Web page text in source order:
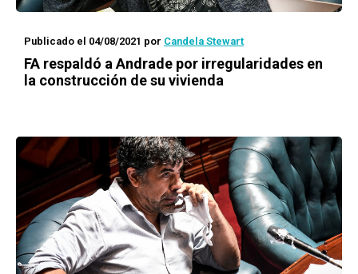
Publicado el 04/08/2021 por Candela Stewart
FA respaldó a Andrade por irregularidades en
la construcción de su vivienda